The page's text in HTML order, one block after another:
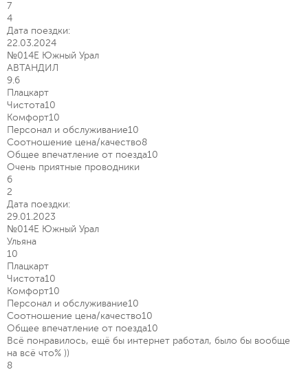
7
4
Дата поездки:
22.03.2024
№014Е Южный Урал
АВТАНДИЛ
9.6
Плацкарт
Чистота10
Комфорт10
Персонал и обслуживание10
Соотношение цена/качество8
Общее впечатление от поезда10
Очень приятные проводники
6
2
Дата поездки:
29.01.2023
№014Е Южный Урал
Ульяна
10
Плацкарт
Чистота10
Комфорт10
Персонал и обслуживание10
Соотношение цена/качество10
Общее впечатление от поезда10
Всё понравилось, ещё бы интернет работал, было бы вообще
на всё что% ))
8